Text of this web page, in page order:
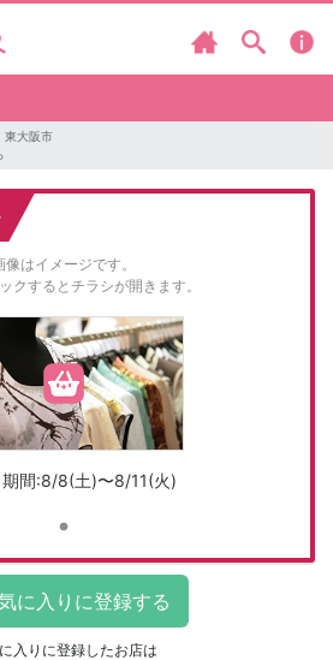
東大阪市
像はイメージです。
クするとチラシが開きます。
間:8/8(土)〜8/11(火)
入りに登録したお店は